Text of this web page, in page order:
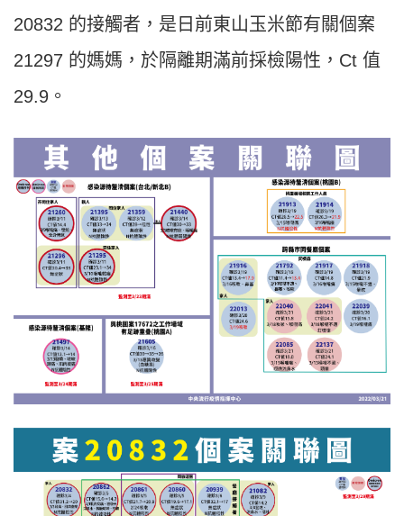
20832 的接觸者，是日前東山玉米節有關個案
21297 的媽媽，於隔離期滿前採檢陽性，Ct 值
29.9。